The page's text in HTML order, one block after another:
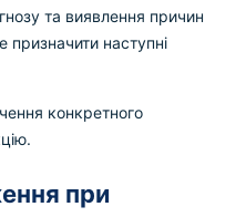
та виявлення причин
призначити наступні
конкретного
при